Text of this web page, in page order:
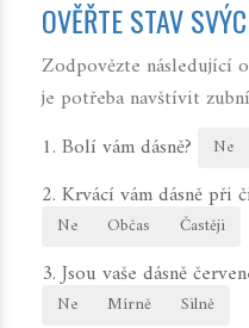
OVĚŘTE STAV
Zodpovězte následující
je potřeba navštívit
1. Bolí vám dásně?
Ne
2. Krvácí vám dásně při
Ne Občas Častěji
3. Jsou vaše dásně
Ne Mírně Silně